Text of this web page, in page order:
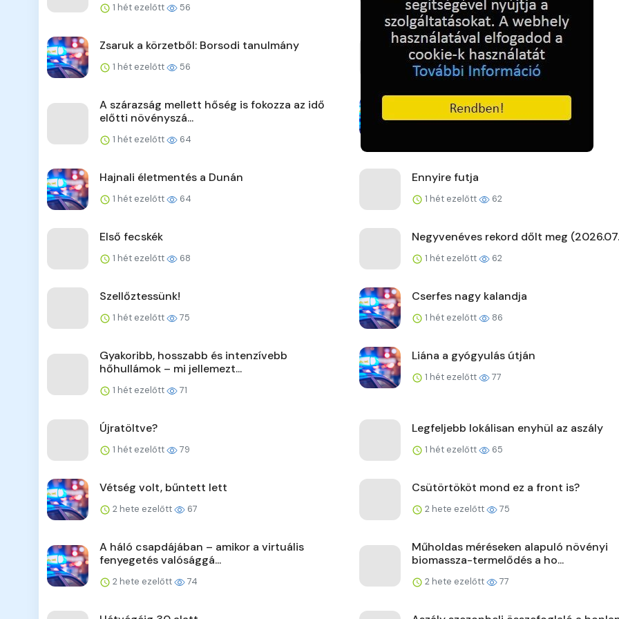
1 hét ezelőtt 56
Zsaruk a körzetből: Borsodi tanulmány
1 hét ezelőtt 56
A kemence előtt
1 hét ezelőtt 63
A szárazság mellett hőség is fokozza az idő
előtti növényszá...
1 hét ezelőtt 64
Nincs nagyobb zsaru!
Hajnali életmentés a Dunán
1 hét ezelőtt 64
Ennyire futja
1 hét ezelőtt 62
Első fecskék
1 hét ezelőtt 68
Negyvenéves rekord dőlt meg
1 hét ezelőtt 62
Szellőztessünk!
1 hét ezelőtt 75
Cserfes nagy kalandja
1 hét ezelőtt 86
Gyakoribb, hosszabb és intenzívebb
hőhullámok – mi jellemezt...
1 hét ezelőtt 71
Liána a gyógyulás útján
1 hét ezelőtt 77
Újratöltve?
1 hét ezelőtt 79
Legfeljebb lokálisan enyhül az aszály
1 hét ezelőtt 65
Vétség volt, bűntett lett
2 hete ezelőtt 67
Csütörtököt mond ez a front is?
2 hete ezelőtt 75
A háló csapdájában – amikor a virtuális
fenyegetés valósággá...
2 hete ezelőtt 74
Műholdas méréseken alapuló növényi
biomassza-termelődés a ho...
2 hete ezelőtt 77